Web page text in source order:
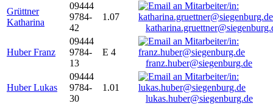
Grüttner
Katharina
09444
9784-
42
1.07
Huber Franz
09444
9784-
13
E 4
franz.huber@siegenburg.de
Huber Lukas
09444
9784-
30
1.01
lukas.huber@siegenburg.de